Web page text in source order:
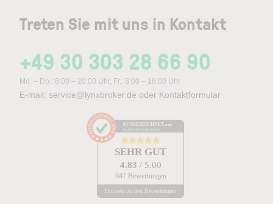
Treten Sie mit uns in Kontakt
+49 30 303 28 66 90
Mo. – Do.: 8:00 – 20:00 Uhr, Fr.: 8:00 – 18:00 Uhr
E-mail: service@lynxbroker.de oder Kontaktformular
AUSGEZEICHNET .org
Kundenbewertungen
SEHR GUT
4.83 / 5.00
647 Bewertungen
Hinweis zu den Bewertungen